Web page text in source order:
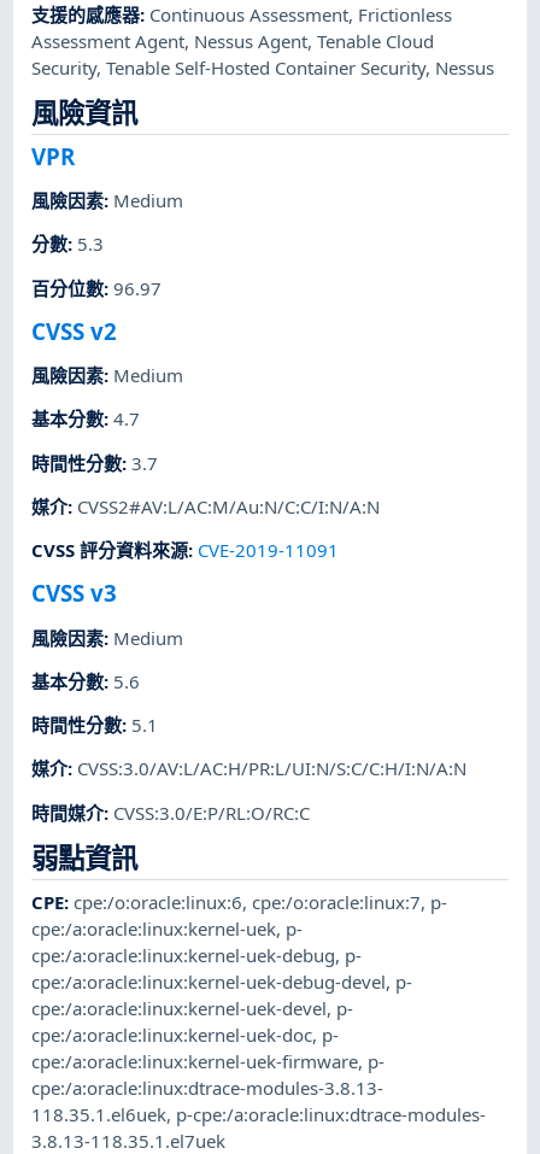
支援的感應器: Continuous Assessment, Frictionless
Assessment Agent, Nessus Agent,Tenable Cloud
Security,Tenable Self-Hosted Container Security, Nessus
風險資訊
VPR
風險因素: Medium
分數: 5.3
百分位數:96.97
CVSS v2
風險因素: Medium
基本分數:4.7
時間性分數:3.7
媒介: CVSS2#AV:L/AC:M/Au:N/C:C/I:N/A:N
CVSS 評分資料來源: CVE-2019-11091
CVSS v3
風險因素: Medium
基本分數: 5.6
時間性分數: 5.1
媒介: CVSS:3.0/AV:L/AC:H/PR:L/UI:N/S:C/C:H/I:N/A:N
時間媒介: CVSS:3.0/E:P/RL:O/RC:C
弱點資訊
CPE:cpe:/o:oracle:linux:6,cpe:/o:oracle:linux:7, p-
cpe:/a:oracle:linux:kernel-uek, p-
cpe:/a:oracle:linux:kernel-uek-debug, p-
cpe:/a:oracle:linux:kernel-uek-debug-devel, p-
cpe:/a:oracle:linux:kernel-uek-devel, p-
cpe:/a:oracle:linux:kernel-uek-doc, p-
cpe:/a:oracle:linux:kernel-uek-firmware, p-
cpe:/a:oracle:linux:dtrace-modules-3.8.13-
118.35.1.el6uek, p-cpe:/a:oracle:linux:dtrace-modules-
3.8.13-118.35.1.el7uek